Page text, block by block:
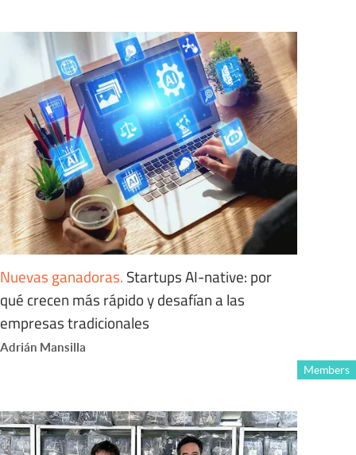
Nuevas ganadoras. Startups AI-native: por
qué crecen más rápido y desafían a las
empresas tradicionales
Adrián Mansilla
Members